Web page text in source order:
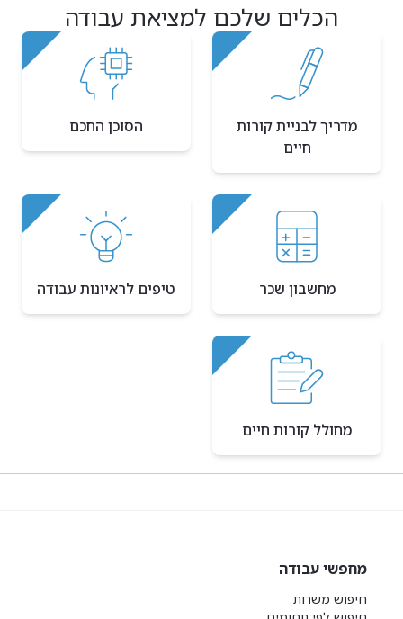
הכלים שלכם למציאת עבודה
מדריך לבניית קורות
חיים
הסוכן החכם
מחשבון שכר טיפים לראיונות עבודה
מחולל קורות חיים
מחפשי עבודה
חיפוש משרות